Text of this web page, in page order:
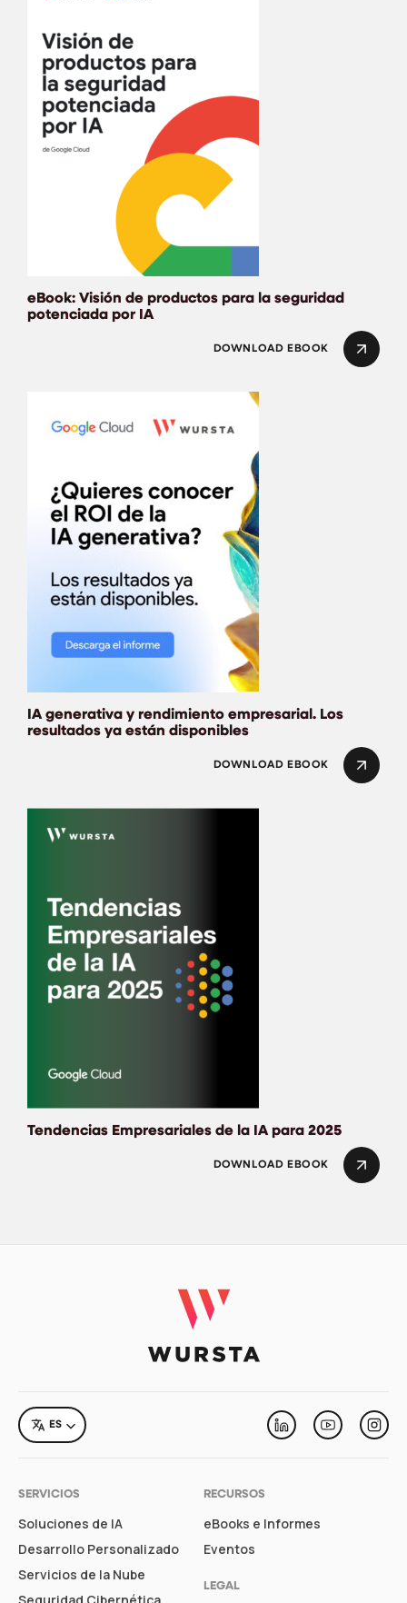
eBook: Visión de productos para la seguridad
potenciada por IA
DOWNLOAD EBOOK
IA generativa y rendimiento empresarial. Los
resultados ya están disponibles
DOWNLOAD EBOOK
Tendencias Empresariales de la IA para 2025
DOWNLOAD EBOOK
LinkedinYoutube
LANGUAGE
ES
SERVICIOS
Soluciones de IA
Desarrollo Personalizado
Servicios de la Nube
RECURSOS
eBooks e Informes
Eventos
LEGAL